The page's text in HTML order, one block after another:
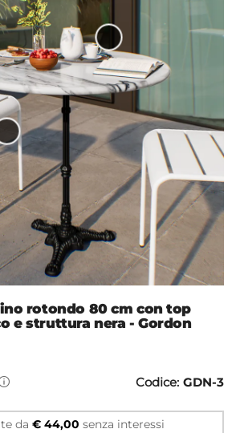
rotondo 80 cm con top
e struttura nera - Gordon
Codice: GDN-3
da € 44,00 senza interessi